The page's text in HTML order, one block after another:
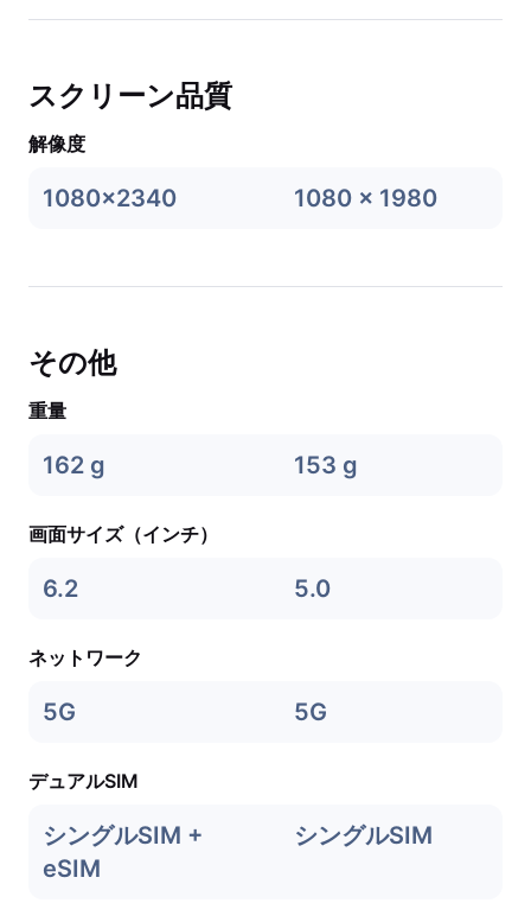
スクリーン品質
解像度
1080x2340 1080 x 1980
その他
重量
162 g 153 g
画面サイズ（インチ）
6.2 5.0
ネットワーク
5G 5G
デュアルSIM
シングルSIM +
eSIM
シングルSIM